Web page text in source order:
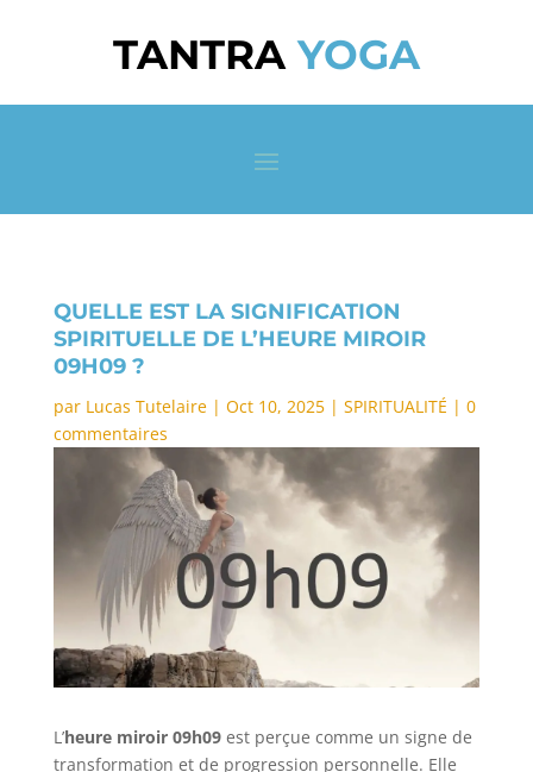
TANTRAYOGA
QUELLE EST LA SIGNIFICATION
SPIRITUELLE DE L’HEURE MIROIR
09H09 ?
par Lucas Tutelaire| Oct 10, 2025| SPIRITUALITÉ | 0
commentaires
L’heure miroir 09h09est perçue comme un signe de
transformation et de progression personnelle. Elle